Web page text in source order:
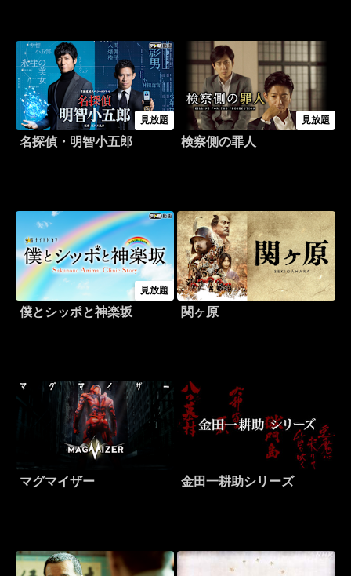
見放題
名探偵・明智小五郎
見放題
検察側の罪人
見放題
僕とシッポと神楽坂 関ヶ原
マグマイザー 金田一耕助シリーズ